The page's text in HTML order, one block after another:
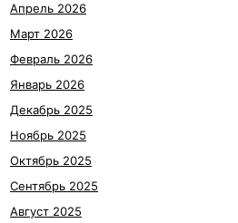
Апрель 2026
Март 2026
Февраль 2026
Январь 2026
Декабрь 2025
Ноябрь 2025
Октябрь 2025
Сентябрь 2025
Август 2025